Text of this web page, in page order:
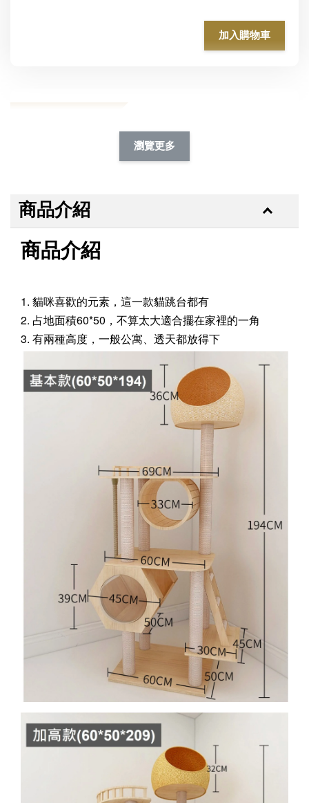
加入購物車
寵物除臭噴霧 貓尿、狗尿除臭 日本專利柿子單寧 真正
加入購物車
瀏覽更多
商品介紹
商品介紹
1. 貓咪喜歡的元素，這一款貓跳台都有
2. 占地面積60*50，不算太大適合擺在家裡的一角
3. 有兩種高度，一般公寓、透天都放得下